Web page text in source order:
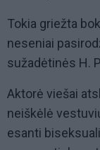
Tokia griežta
neseniai
sužadėtinės H.
Aktorė viešai
neiškėlė
esanti